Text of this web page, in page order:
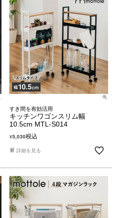
すき間を有効活用
キッチンワゴンスリム幅
10.5cm MTL-S014
¥5,030税込
詳細を見る